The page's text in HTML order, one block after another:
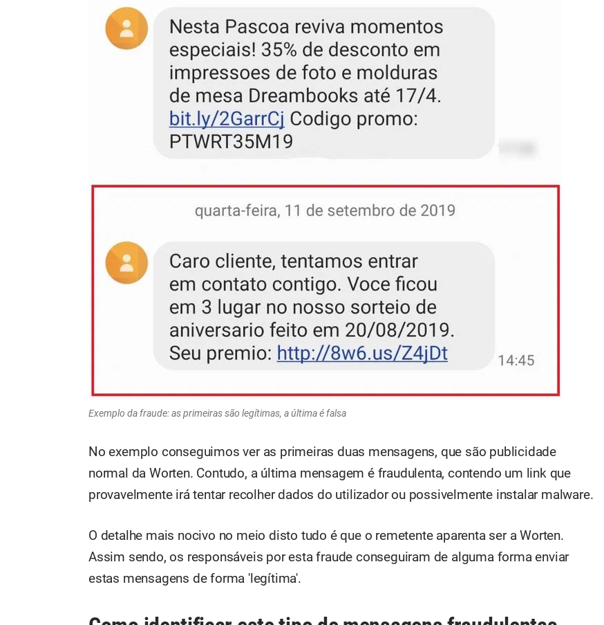
Exemplo da fraude: as primeiras são legítimas, a última é falsa
No exemplo conseguimos ver as primeiras duas mensagens, que são publicidade
normal da Worten. Contudo, a última mensagem é fraudulenta, contendo um link que
provavelmente irá tentar recolher dados do utilizador ou possivelmente instalar malware.
O detalhe mais nocivo no meio disto tudo é que o remetente aparenta ser a Worten.
Assim sendo, os responsáveis por esta fraude conseguiram de alguma forma enviar
estas mensagens de forma 'legítima'.